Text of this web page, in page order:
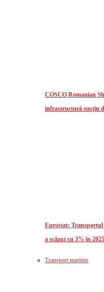
COSCO Romanian
infrastructură susţin
Eurostat: Transportul
a scăzut cu 3% în 2025
Transport maritim